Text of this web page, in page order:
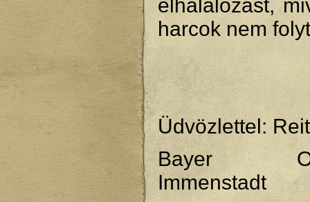
elhalálozást,
harcok nem
Üdvözlettel:
Bayer
Immenstadt